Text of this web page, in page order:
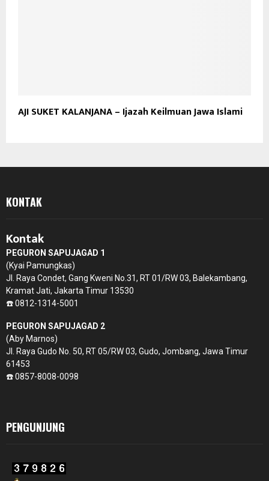
AJI SUKET KALANJANA – Ijazah Keilmuan Jawa Islami
KONTAK
Kontak
PEGURON SAPUJAGAD 1
(Kyai Pamungkas)
Jl. Raya Condet, Gang Kweni No.31, RT 01/RW 03, Balekambang,
Kramat Jati, Jakarta Timur 13530
☎️ 0812-1314-5001
PEGURON SAPUJAGAD 2
(Aby Marnos)
Jl. Raya Gudo No. 50, RT 05/RW 03, Gudo, Jombang, Jawa Timur
61453
☎️ 0857-8008-0098
PENGUNJUNG